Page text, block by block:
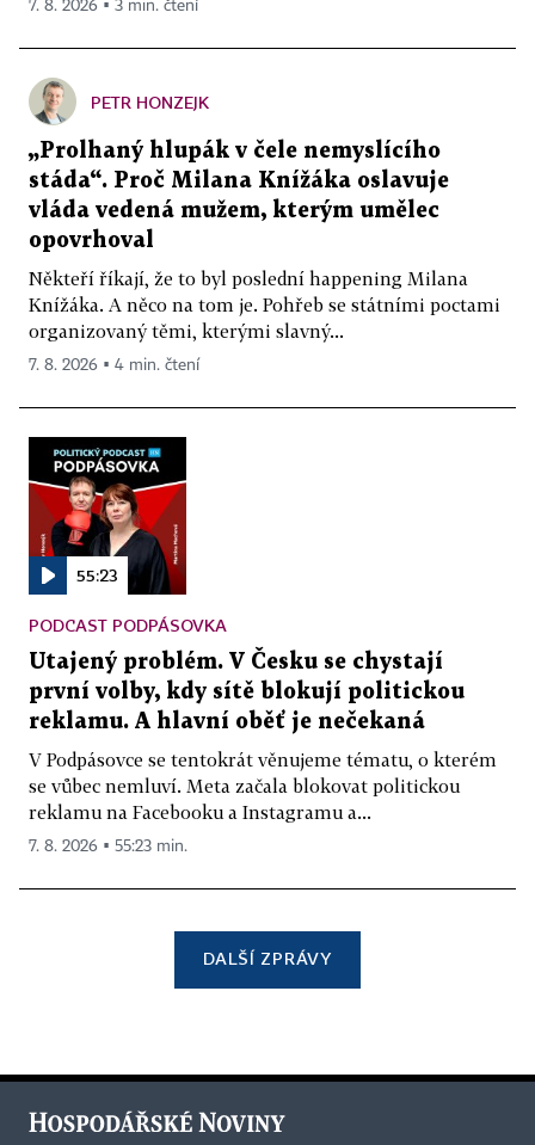
7. 8. 2026 ▪ 3 min. čtení
PETR HONZEJK
„Prolhaný hlupák v čele nemyslícího
stáda“. Proč Milana Knížáka oslavuje
vláda vedená mužem, kterým umělec
opovrhoval
Někteří říkají, že to byl poslední happening Milana
Knížáka. A něco na tom je. Pohřeb se státními poctami
organizovaný těmi, kterými slavný...
7. 8. 2026 ▪ 4 min. čtení
55:23
PODCAST PODPÁSOVKA
Utajený problém. V Česku se chystají
první volby, kdy sítě blokují politickou
reklamu. A hlavní oběť je nečekaná
V Podpásovce se tentokrát věnujeme tématu, o kterém
se vůbec nemluví. Meta začala blokovat politickou
reklamu na Facebooku a Instagramu a...
7. 8. 2026 ▪ 55:23 min.
DALŠÍ ZPRÁVY